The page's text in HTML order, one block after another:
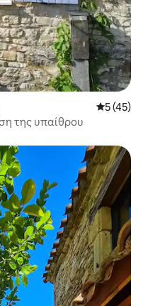
Μέση
5 (45)
της υπαίθρου